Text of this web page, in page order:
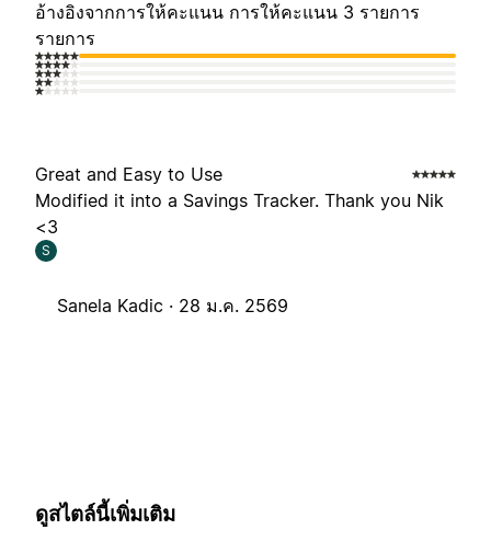
อ้างอิงจากการให้คะแนน การให้คะแนน 3 รายการ
รายการ
Great and Easy to Use
Modified it into a Savings Tracker. Thank you Nik
<3
S
Sanela Kadic · 28 ม.ค. 2569
ดูสไตล์นี้เพิ่มเติม